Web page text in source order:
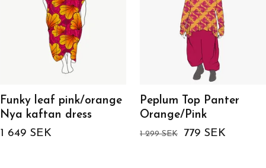
Funky leaf pink/orange
Nya kaftan dress
1 649 SEK
Peplum Top Panter
Orange/Pink
1 299 SEK 779 SEK